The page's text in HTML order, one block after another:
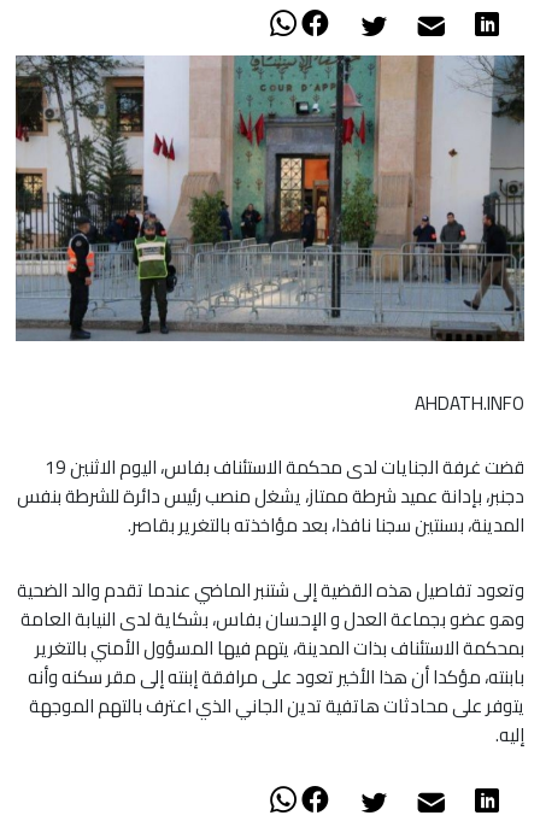
AHDATH.INFO
قضت غرفة الجنايات لدى محكمة الاستئناف بفاس، اليوم الاثنين 19
دجنبر، بإدانة عميد شرطة ممتاز، يشغل منصب رئيس دائرة للشرطة بنفس
المدينة، بسنتين سجنا نافذا، بعد مؤاخذته بالتغرير بقاصر.
وتعود تفاصيل هذه القضية إلى شتنبر الماضي عندما تقدم والد الضحية
وهو عضو بجماعة العدل و الإحسان بفاس، بشكاية لدى النيابة العامة
بمحكمة الاستئناف بذات المدينة، يتهم فيها المسؤول الأمني بالتغرير
بابنته، مؤكدا أن هذا الأخير تعود على مرافقة إبنته إلى مقر سكنه وأنه
يتوفر على محادثات هاتفية تدين الجاني الذي اعترف بالتهم الموجهة
إليه.